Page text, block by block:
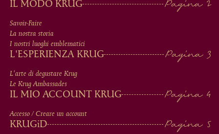
MAIN
MEN
IN
FOOTER
IL MODO KRUG
Savoir-Faire
La nostra storia
I nostri luoghi emblematici
L'ESPERIENZA KRUG
L'arte di degustare Krug
Le Krug Ambassades
IL MIO ACCOUNT KRUG
Accesso / Creare un account
KRUGiD